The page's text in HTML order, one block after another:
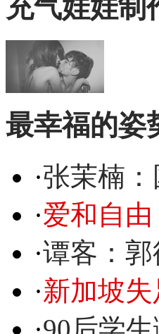
充气娃娃制
最幸福的姿
·张茉楠
·爱和自
·谭客：
·新加坡